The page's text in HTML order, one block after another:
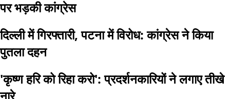
पर भड़की कांग्रेस
दिल्ली में गिरफ्तारी, पटना में विरोध: कांग्रेस ने किया
पुतला दहन
'कृष्ण हरि को रिहा करो': प्रदर्शनकारियों ने लगाए तीखे
नारे